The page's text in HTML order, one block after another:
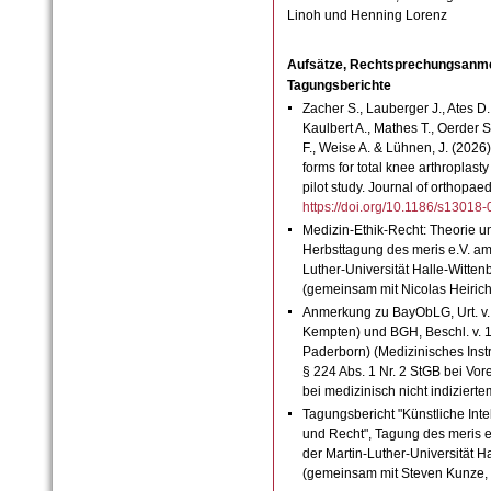
Linoh und Henning Lorenz
Aufsätze,
Tagungsberichte
Zacher S., Lauberger J., Ates
Kaulbert A., Mathes T., Oerder
F., Weise A. & Lühnen, J.
forms for total knee
pilot study. Journal of
https://doi.org/10.1186/
Medizin-Ethik-Recht: Theorie
Herbsttagung des meris e.V.
Luther-Universität Halle-
(gemeinsam mit Nicolas
Anmerkung zu BayObLG, Urt.
Kempten) und BGH, Beschl. v.
Paderborn) (Medizinisches
§ 224 Abs. 1 Nr. 2 StGB bei
bei medizinisch nicht
Tagungsbericht "Künstliche
und Recht", Tagung des meris
der Martin-Luther-Universität
(gemeinsam mit Steven